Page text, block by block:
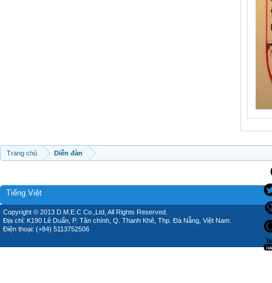
Trang chủ Diễn đàn
Tiếng Việt
Copyright © 2013 D.M.E.C Co.,Ltd, All Rights Reserved.
Địa chỉ: K190 Lê Duẩn, P. Tân chính, Q. Thanh Khê, Thp. Đà Nẵng, Việt Nam.
Điện thoại: (+84) 5113752506